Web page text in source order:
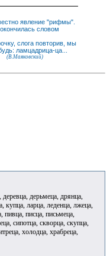
явление "рифмы".
окончилась словом
слога повторив, мы
ламцадрица-ца...
(В.Маяковский)
дерьмеца, дрянца,
купца, ларца, леденца, лжеца,
пивца, писца, письмеца,
сипотца, скворца, скупца,
холодца, храбреца,